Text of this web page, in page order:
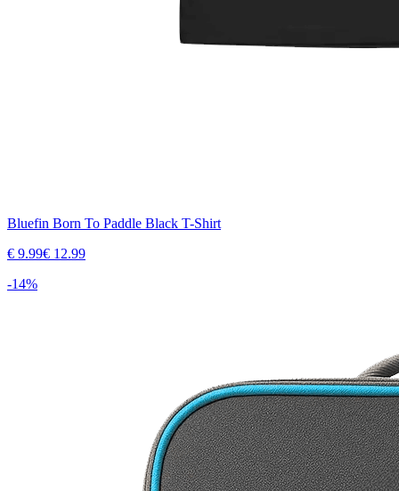
Bluefin Born To Paddle Black T-Shirt
€ 9.99€ 12.99
-14%